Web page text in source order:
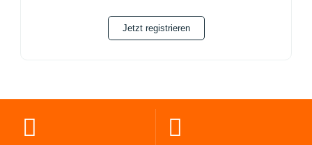
Jetzt registrieren